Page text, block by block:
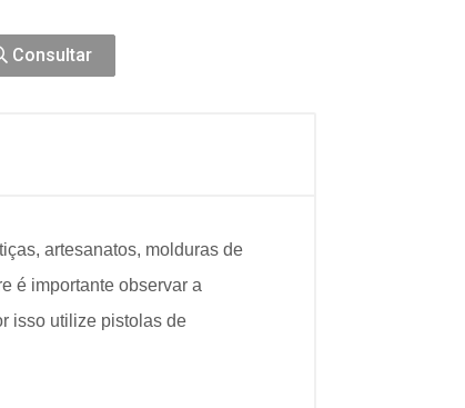
Consultar
artesanatos, molduras de
é importante observar a
isso utilize pistolas de